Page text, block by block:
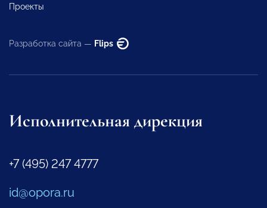
Проекты
Разработка сайта — Flips
Исполнительная дирекция
+7 (495) 247 4777
id@opora.ru